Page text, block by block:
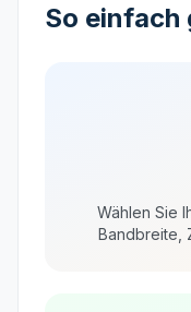
So einfach
Wählen Sie
Bandbreite,